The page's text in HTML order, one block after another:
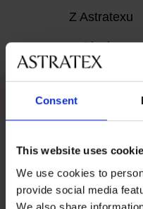
Consent
This website uses
We use cookies to
provide social media
We also share
Z Astratexu
Plavky
Nosíte správnu veľkosť
Štítok: